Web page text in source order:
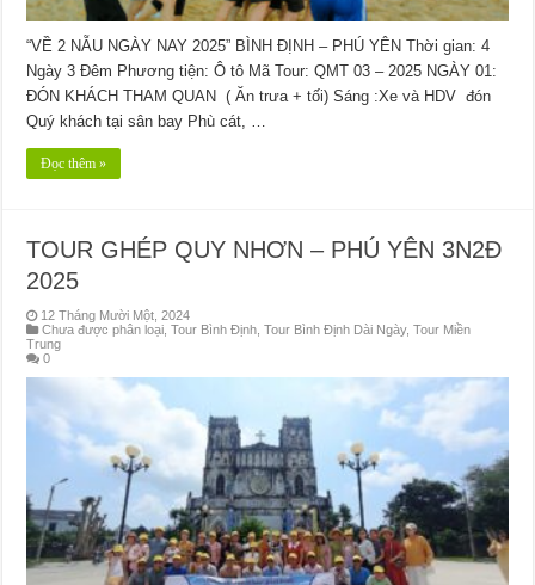
“VỀ 2 NẪU NGÀY NAY 2025” BÌNH ĐỊNH – PHÚ YÊN Thời gian: 4
Ngày 3 Đêm Phương tiện: Ô tô Mã Tour: QMT 03 – 2025 NGÀY 01:
ĐÓN KHÁCH THAM QUAN ( Ăn trưa + tối) Sáng :Xe và HDV đón
Quý khách tại sân bay Phù cát, …
Đọc thêm »
TOUR GHÉP QUY NHƠN – PHÚ YÊN 3N2Đ
2025
12 Tháng Mười Một, 2024
Chưa được phân loại ,Tour Bình Định ,Tour Bình Định Dài Ngày,Tour Miền
Trung
0